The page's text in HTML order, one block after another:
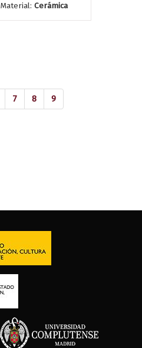
Material: Cerámica
7 8 9